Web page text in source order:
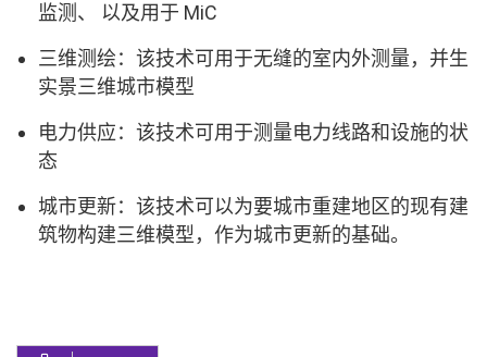
监测、 以及用于 MiC
三维测绘：该技术可用于无缝的室内外测量，并生
实景三维城市模型
电力供应：该技术可用于测量电力线路和设施的状
态
城市更新：该技术可以为要城市重建地区的现有建
筑物构建三维模型，作为城市更新的基础。